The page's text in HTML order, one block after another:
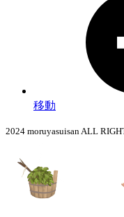
移動
2024 moruyasuisan ALL